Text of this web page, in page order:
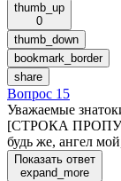
thumb_up
0
thumb_down
bookmark_border
share
Вопрос 15
Уважаемые
[СТРОКА
будь же, ангел
Показать ответ
expand_more